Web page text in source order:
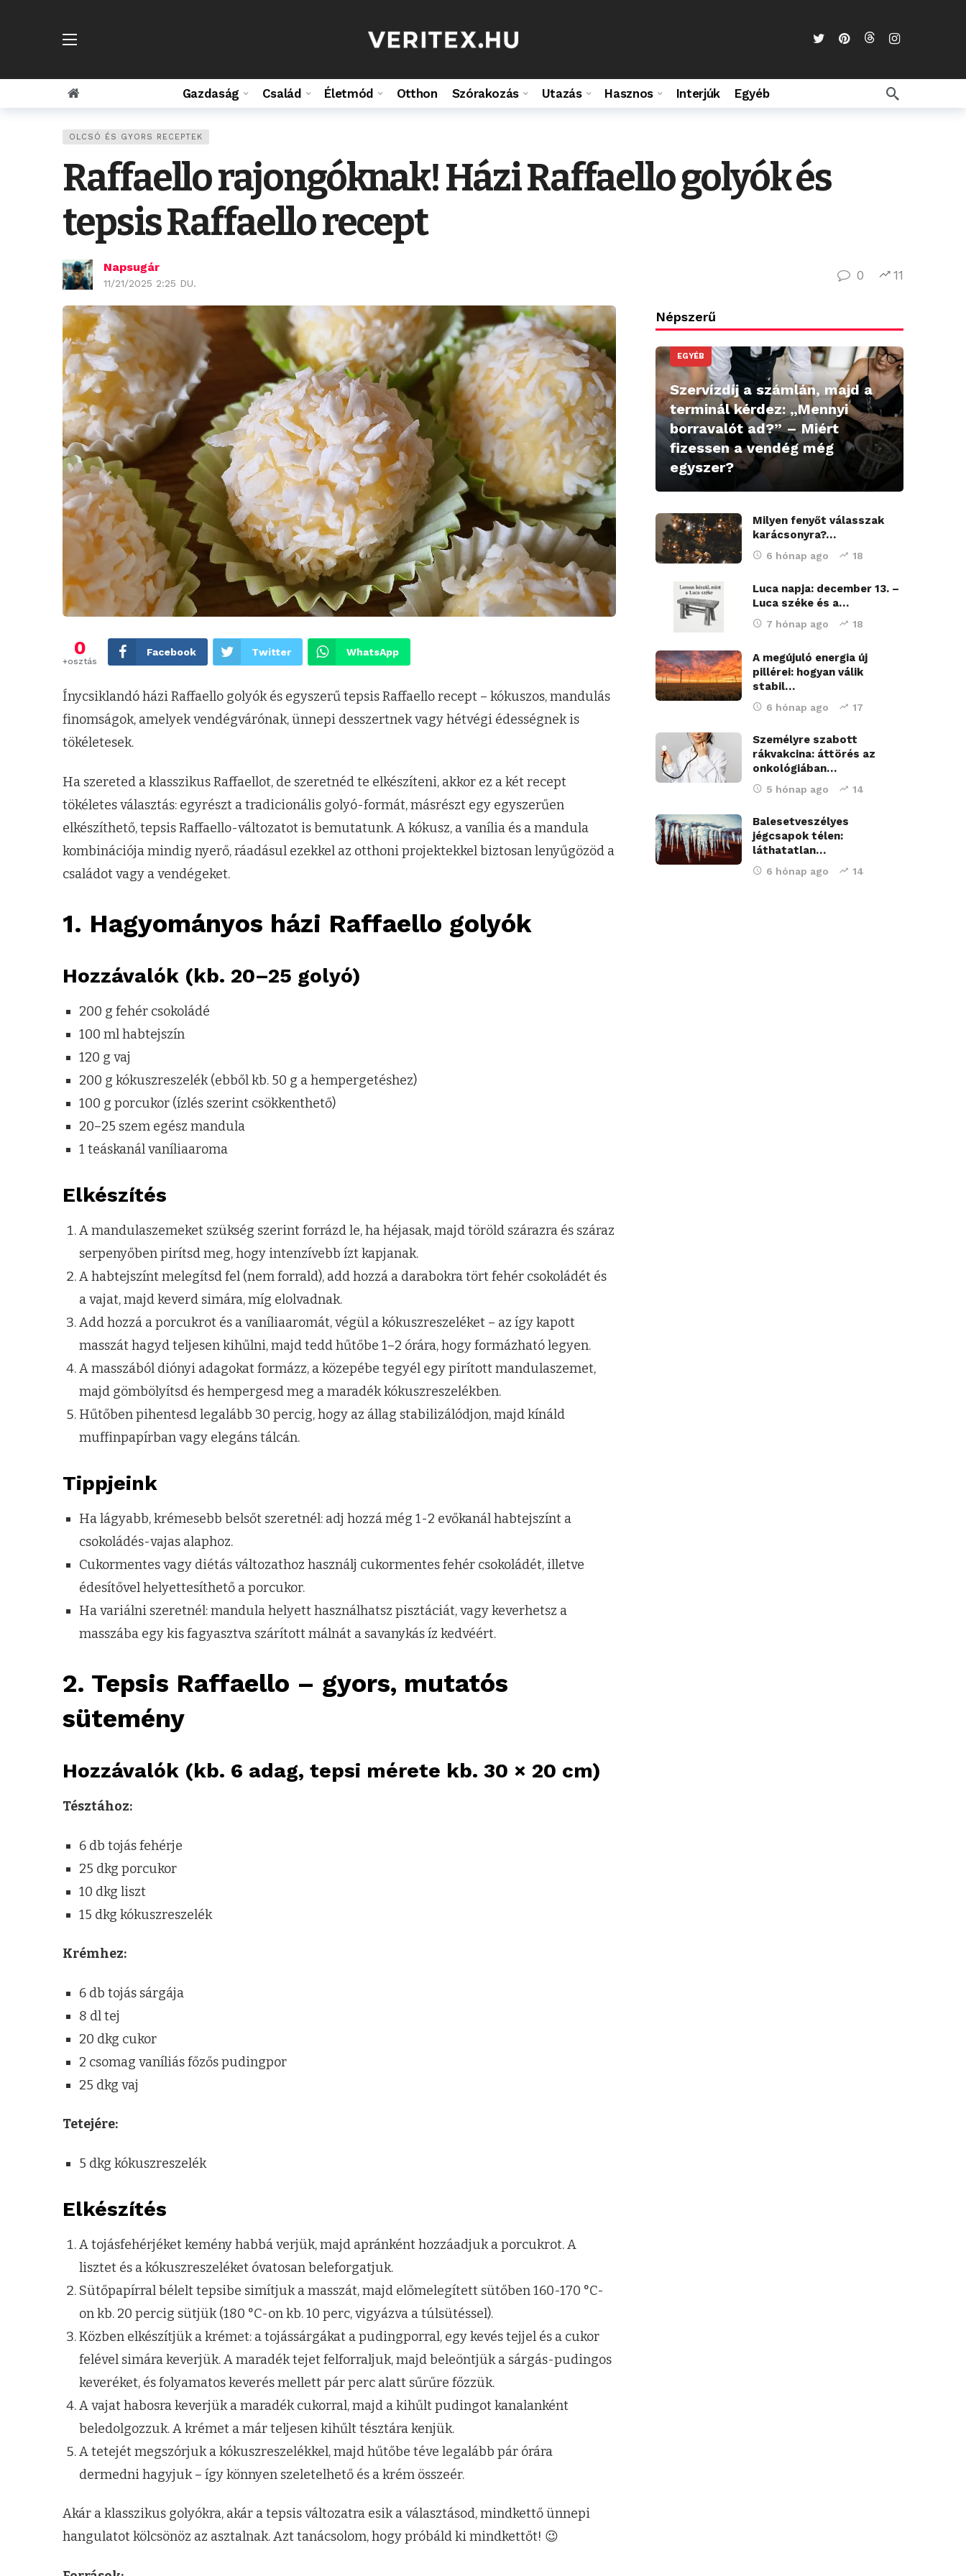
Gazdaság Család Életmód Otthon Szórakozás Utazás Hasznos Interjúk Egyéb
OLCSÓ ÉS GYORS RECEPTEK
Raffaello rajongóknak! Házi Raffaello golyók és
tepsis Raffaello recept
Napsugár
11/21/2025 2:25 DU.
0 11
0
+osztás
Facebook Twitter WhatsApp
Ínycsiklandó házi Raffaello golyók és egyszerű tepsis Raffaello recept – kókuszos, mandulás
finomságok, amelyek vendégvárónak, ünnepi desszertnek vagy hétvégi édességnek is
tökéletesek.
Ha szereted a klasszikus Raffaellot, de szeretnéd te elkészíteni, akkor ez a két­ recept
tökéletes választás: egyrészt a tradicionális golyó-formát, másrészt egy egyszerűen
elkészíthető, tepsis Raffaello-változatot is bemutatunk. A kókusz, a vanília és a mandula
kombinációja mindig nyerő, ráadásul ezekkel az otthoni projektek­kel biztosan lenyűgözöd a
családot vagy a vendégeket.
1. Hagyományos házi Raffaello golyók
Hozzávalók (kb. 20–25 golyó)
200 g fehér csokoládé
100 ml habtejszín
120 g vaj
200 g kókuszreszelék (ebből kb. 50 g a hempergetéshez)
100 g porcukor (ízlés szerint csökkenthető)
20–25 szem egész mandula
1 teáskanál vaníliaaroma
Elkészítés
A mandulaszemeket szükség szerint forrázd le, ha héjasak, majd töröld szárazra és száraz
serpenyőben pirítsd meg, hogy intenzívebb ízt kapjanak.
A habtejszínt melegítsd fel (nem forrald), add hozzá a darabokra tört fehér csokoládét és
a vajat, majd keverd simára, míg elolvadnak.
Add hozzá a porcukrot és a vaníliaaromát, végül a kókuszreszeléket – az így kapott
masszát hagyd teljesen kihűlni, majd tedd hűtőbe 1–2 órára, hogy formázható legyen.
A masszából diónyi adagokat formázz, a közepébe tegyél egy pirított mandulaszemet,
majd gömbölyítsd és hempergesd meg a maradék kókuszreszelékben.
Hűtőben pihentesd legalább 30 percig, hogy az állag stabilizálódjon, majd kínáld
muffinpapírban vagy elegáns tálcán.
Tippjeink
Ha lágyabb, krémesebb belsőt szeretnél: adj hozzá még 1-2 evőkanál habtejszínt a
csokoládés-vajas alaphoz.
Cukormentes vagy diétás változathoz használj cukormentes fehér csokoládét, illetve
édesítővel helyettesíthető a porcukor.
Ha variálni szeretnél: mandula helyett használhatsz pisztáciát, vagy keverhetsz a
masszába egy kis fagyasztva szárított málnát a savanykás íz kedvéért.
2. Tepsis Raffaello – gyors, mutatós
sütemény
Hozzávalók (kb. 6 adag, tepsi mérete kb. 30 × 20 cm)
Tésztához:
6 db tojás fehérje
25 dkg porcukor
10 dkg liszt
15 dkg kókuszreszelék
Krémhez:
6 db tojás sárgája
8 dl tej
20 dkg cukor
2 csomag vaníliás főzős pudingpor
25 dkg vaj
Tetejére:
5 dkg kókuszreszelék
Elkészítés
A tojásfehérjéket kemény habbá verjük, majd apránként hozzáadjuk a porcukrot. A
lisztet és a kókuszreszeléket óvatosan beleforgatjuk.
Sütőpapírral bélelt tepsibe simítjuk a masszát, majd előmelegített sütőben 160-170 °C-
on kb. 20 percig sütjük (180 °C-on kb. 10 perc, vigyázva a túl­sütéssel).
Közben elkészítjük a krémet: a tojássárgákat a pudingporral, egy kevés tejjel és a cukor
felével simára keverjük. A maradék tejet felforraljuk, majd beleöntjük a sárgás-pudingos
keveréket, és folyamatos keverés mellett pár perc alatt sűrűre főzzük.
A vajat habosra keverjük a maradék cukorral, majd a kihűlt pudingot kanalanként
beledolgozzuk. A krémet a már teljesen kihűlt tésztára kenjük.
A tetejét megszórjuk a kókuszreszelékkel, majd hűtőbe téve legalább pár órára
dermedni hagyjuk – így könnyen szeletelhető és a krém összeér.
Akár a klasszikus golyókra, akár a tepsis változatra esik a választásod, mindkettő ünnepi
hangulatot kölcsönöz az asztalnak. Azt tanácsolom, hogy próbáld ki mindkettőt! 😉
Népszerű
EGYÉB
Szervízdíj a számlán, majd a
terminál kérdez: „Mennyi
borravalót ad?” – Miért
fizessen a vendég még
egyszer?
Milyen fenyőt válasszak
karácsonyra?…
6 hónap ago 18
Luca napja: december 13. –
Luca széke és a…
7 hónap ago 18
A megújuló energia új
pillérei: hogyan válik
stabil…
6 hónap ago 17
Személyre szabott
rákvakcina: áttörés az
onkológiában…
5 hónap ago 14
Balesetveszélyes
jégcsapok télen:
láthatatlan…
6 hónap ago 14